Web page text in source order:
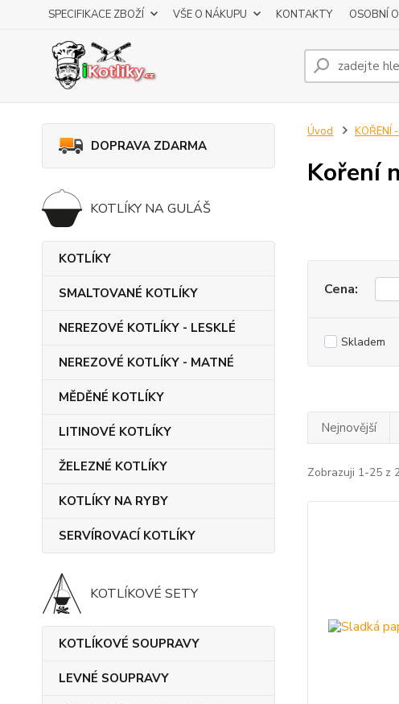
SPECIFIKACE ZBOŽÍ VŠE O NÁKUPU KONTAKTY OSOBNÍ
DOPRAVA ZDARMA
KOTLÍKY NA GULÁŠ
KOTLÍKY
SMALTOVANÉ KOTLÍKY
NEREZOVÉ KOTLÍKY - LESKLÉ
NEREZOVÉ KOTLÍKY - MATNÉ
MĚDĚNÉ KOTLÍKY
LITINOVÉ KOTLÍKY
ŽELEZNÉ KOTLÍKY
KOTLÍKY NA RYBY
SERVÍROVACÍ KOTLÍKY
KOTLÍKOVÉ SETY
KOTLÍKOVÉ SOUPRAVY
LEVNÉ SOUPRAVY
Úvod KOŘENÍ
Koření
Cena:
Skladem
Nejnovější
Zobrazuji 1-25 z